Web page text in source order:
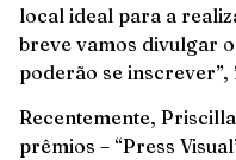
local ideal para a
breve vamos divulgar
poderão se inscrever”,
Recentemente,
prêmios – “Press